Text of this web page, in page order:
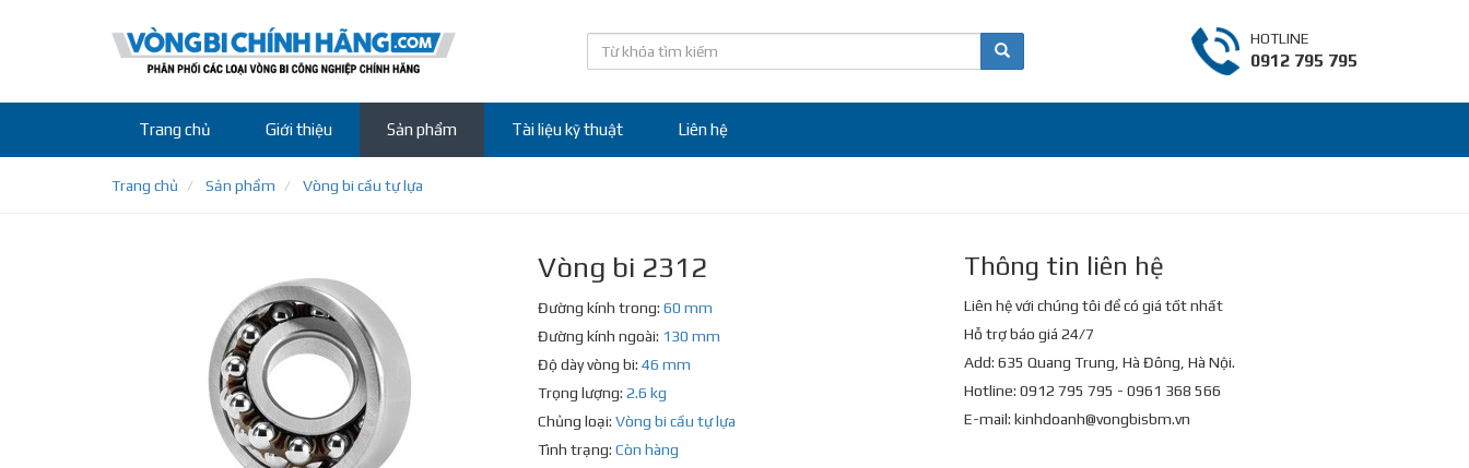
HOTLINE
0912 795 795
Trang chủ Giới thiệu Sản phẩm Tài liệu kỹ thuật Liên hệ
Trang chủ Sản phẩm Vòng bi cầu tự lựa
Vòng bi 2312
Đường kính trong: 60 mm
Đường kính ngoài: 130 mm
Độ dày vòng bi: 46 mm
Trọng lượng: 2.6 kg
Chủng loại: Vòng bi cầu tự lựa
Tình trạng: Còn hàng
Thông tin liên hệ
Liên hệ với chúng tôi để có giá tốt nhất
Hỗ trợ báo giá 24/7
Add: 635 Quang Trung, Hà Đông, Hà Nội.
Hotline: 0912 795 795 - 0961 368 566
E-mail: kinhdoanh@vongbisbm.vn